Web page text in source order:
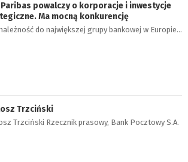
Paribas powalczy o korporacje i inwestycje
Ma mocną konkurencję
do największej grupy bankowej w Europie…
Trzciński
Trzciński Rzecznik prasowy, Bank Pocztowy S.A.